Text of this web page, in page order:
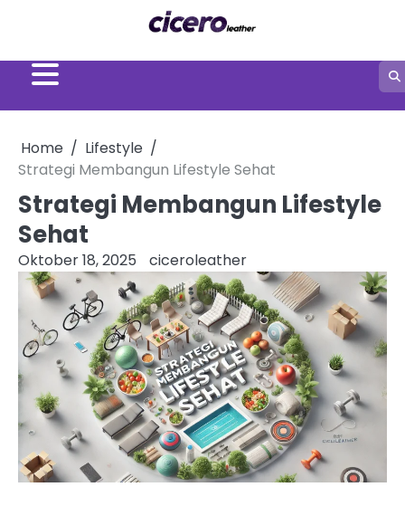
Home
Lifestyle
Strategi Membangun Lifestyle Sehat
Strategi Membangun Lifestyle
Sehat
Oktober 18, 2025 ciceroleather